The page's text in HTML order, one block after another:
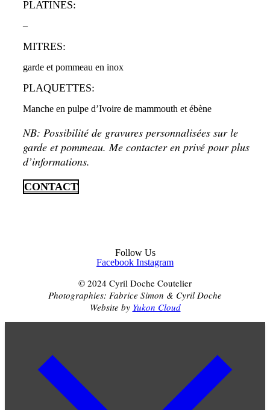
PLATINES:
–
MITRES:
garde et pommeau en inox
PLAQUETTES:
Manche en pulpe d’Ivoire de mammouth et ébène
NB: Possibilité de gravures personnalisées sur le
garde et pommeau. Me contacter en privé pour plus
d’informations.
CONTACT
Follow Us
Facebook Instagram
© 2024 Cyril Doche Coutelier
Photographies: Fabrice Simon & Cyril Doche
Website by Yukon Cloud